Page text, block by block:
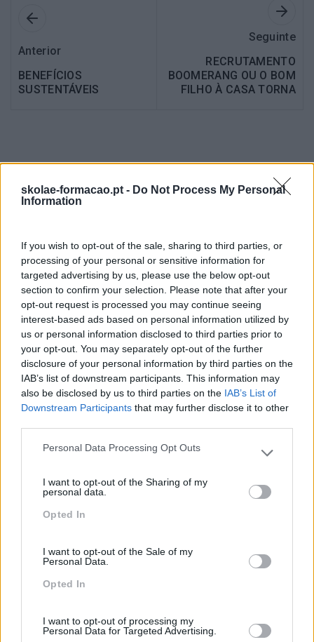
skolae-formacao.pt - Do Not Process My Personal
Information
If you wish to opt-out of the sale, sharing to third parties, or
processing of your personal or sensitive information for
targeted advertising by us, please use the below opt-out
section to confirm your selection. Please note that after your
opt-out request is processed you may continue seeing
interest-based ads based on personal information utilized by
us or personal information disclosed to third parties prior to
your opt-out. You may separately opt-out of the further
disclosure of your personal information by third parties on the
IAB’s list of downstream participants. This information may
also be disclosed by us to third parties on the IAB’s List of
Downstream Participants that may further disclose it to other
Please note that this website/app uses one or more Google
not limited to your visit or usage behaviour. You may click to
grant or deny consent to Google and its third-party tags to
use your data for below specified purposes in below Google
Personal Data Processing Opt Outs
I want to opt-out of the Sharing of my
personal data.
Opted In
I want to opt-out of the Sale of my
Personal Data.
Opted In
I want to opt-out of processing my
Personal Data for Targeted Advertising.
Anterior
BENEFÍCIOS
SUSTENTÁVEIS
Seguinte
RECRUTAMENTO
BOOMERANG OU O BOM
FILHO À CASA TORNA
Também Poderá Gostar
IA O Acelerador Da
Produtividade
Feedback Estruturado Ou
Espontâneo? Como Dar
Feedback